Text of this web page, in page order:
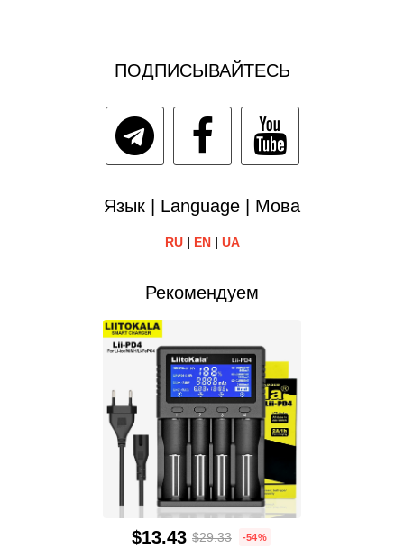
ПОДПИСЫВАЙТЕСЬ
Язык | Language | Мова
RU| EN| UA
Рекомендуем
$13.43 $29.33 -54%